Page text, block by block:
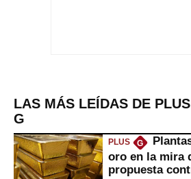
LAS MÁS LEÍDAS DE PLUS
G
PLUS G
oro en la mira
propuesta